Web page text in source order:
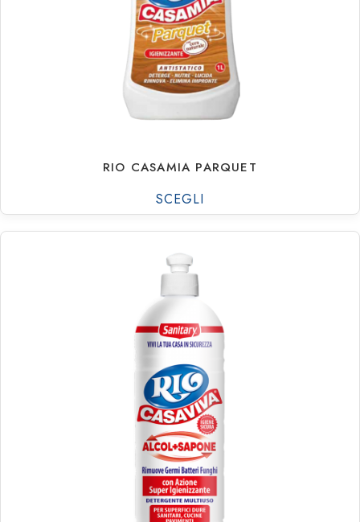
RIO CASAMIA PARQUET
SCEGLI
1.63 €22.01